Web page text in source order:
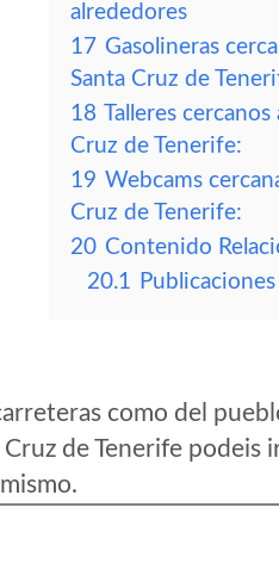
alrededores
17 Gasolineras
Santa Cruz de
18 Talleres
Cruz de Tenerife:
19 Webcams
Cruz de Tenerife:
20 Contenido
20.1
como del
de Tenerife podeis